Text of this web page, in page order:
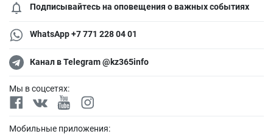
Подписывайтесь на оповещения о важных событиях
WhatsApp +7 771 228 04 01
Канал в Telegram @kz365info
Мы в соцсетях:
Мобильные приложения: